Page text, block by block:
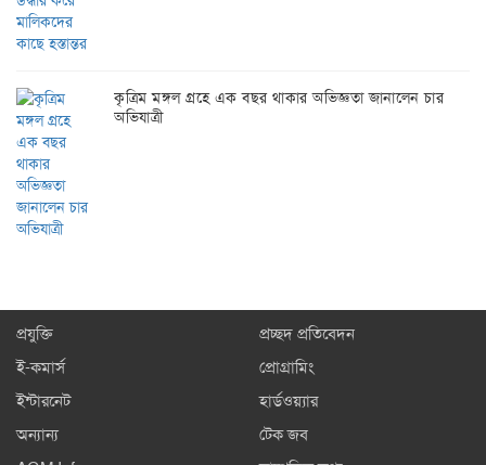
কৃত্রিম মঙ্গল গ্রহে এক বছর থাকার অভিজ্ঞতা জানালেন চার
অভিযাত্রী
প্রযুক্তি
প্রচ্ছদ প্রতিবেদন
ই-কমার্স
প্রোগ্রামিং
ইন্টারনেট
হার্ডওয়্যার
অন্যান্য
টেক জব